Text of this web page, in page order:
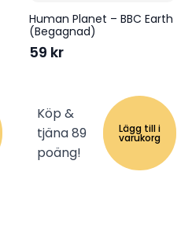
Human Planet – BBC Earth
(Begagnad)
59 kr
Köp &
tjäna 89
poäng!
Lägg till i
varukorg